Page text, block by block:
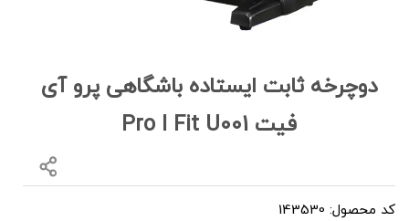
دوچرخه ثابت ایستاده باشگاهی پرو آی
فیت Pro I Fit U001
کد محصول: 143530